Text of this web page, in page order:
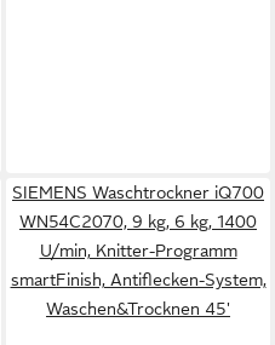
SIEMENS Waschtrockner iQ700
WN54C2070, 9 kg, 6 kg, 1400
U/min, Knitter-Programm
smartFinish, Antiflecken-System,
Waschen&Trocknen 45'